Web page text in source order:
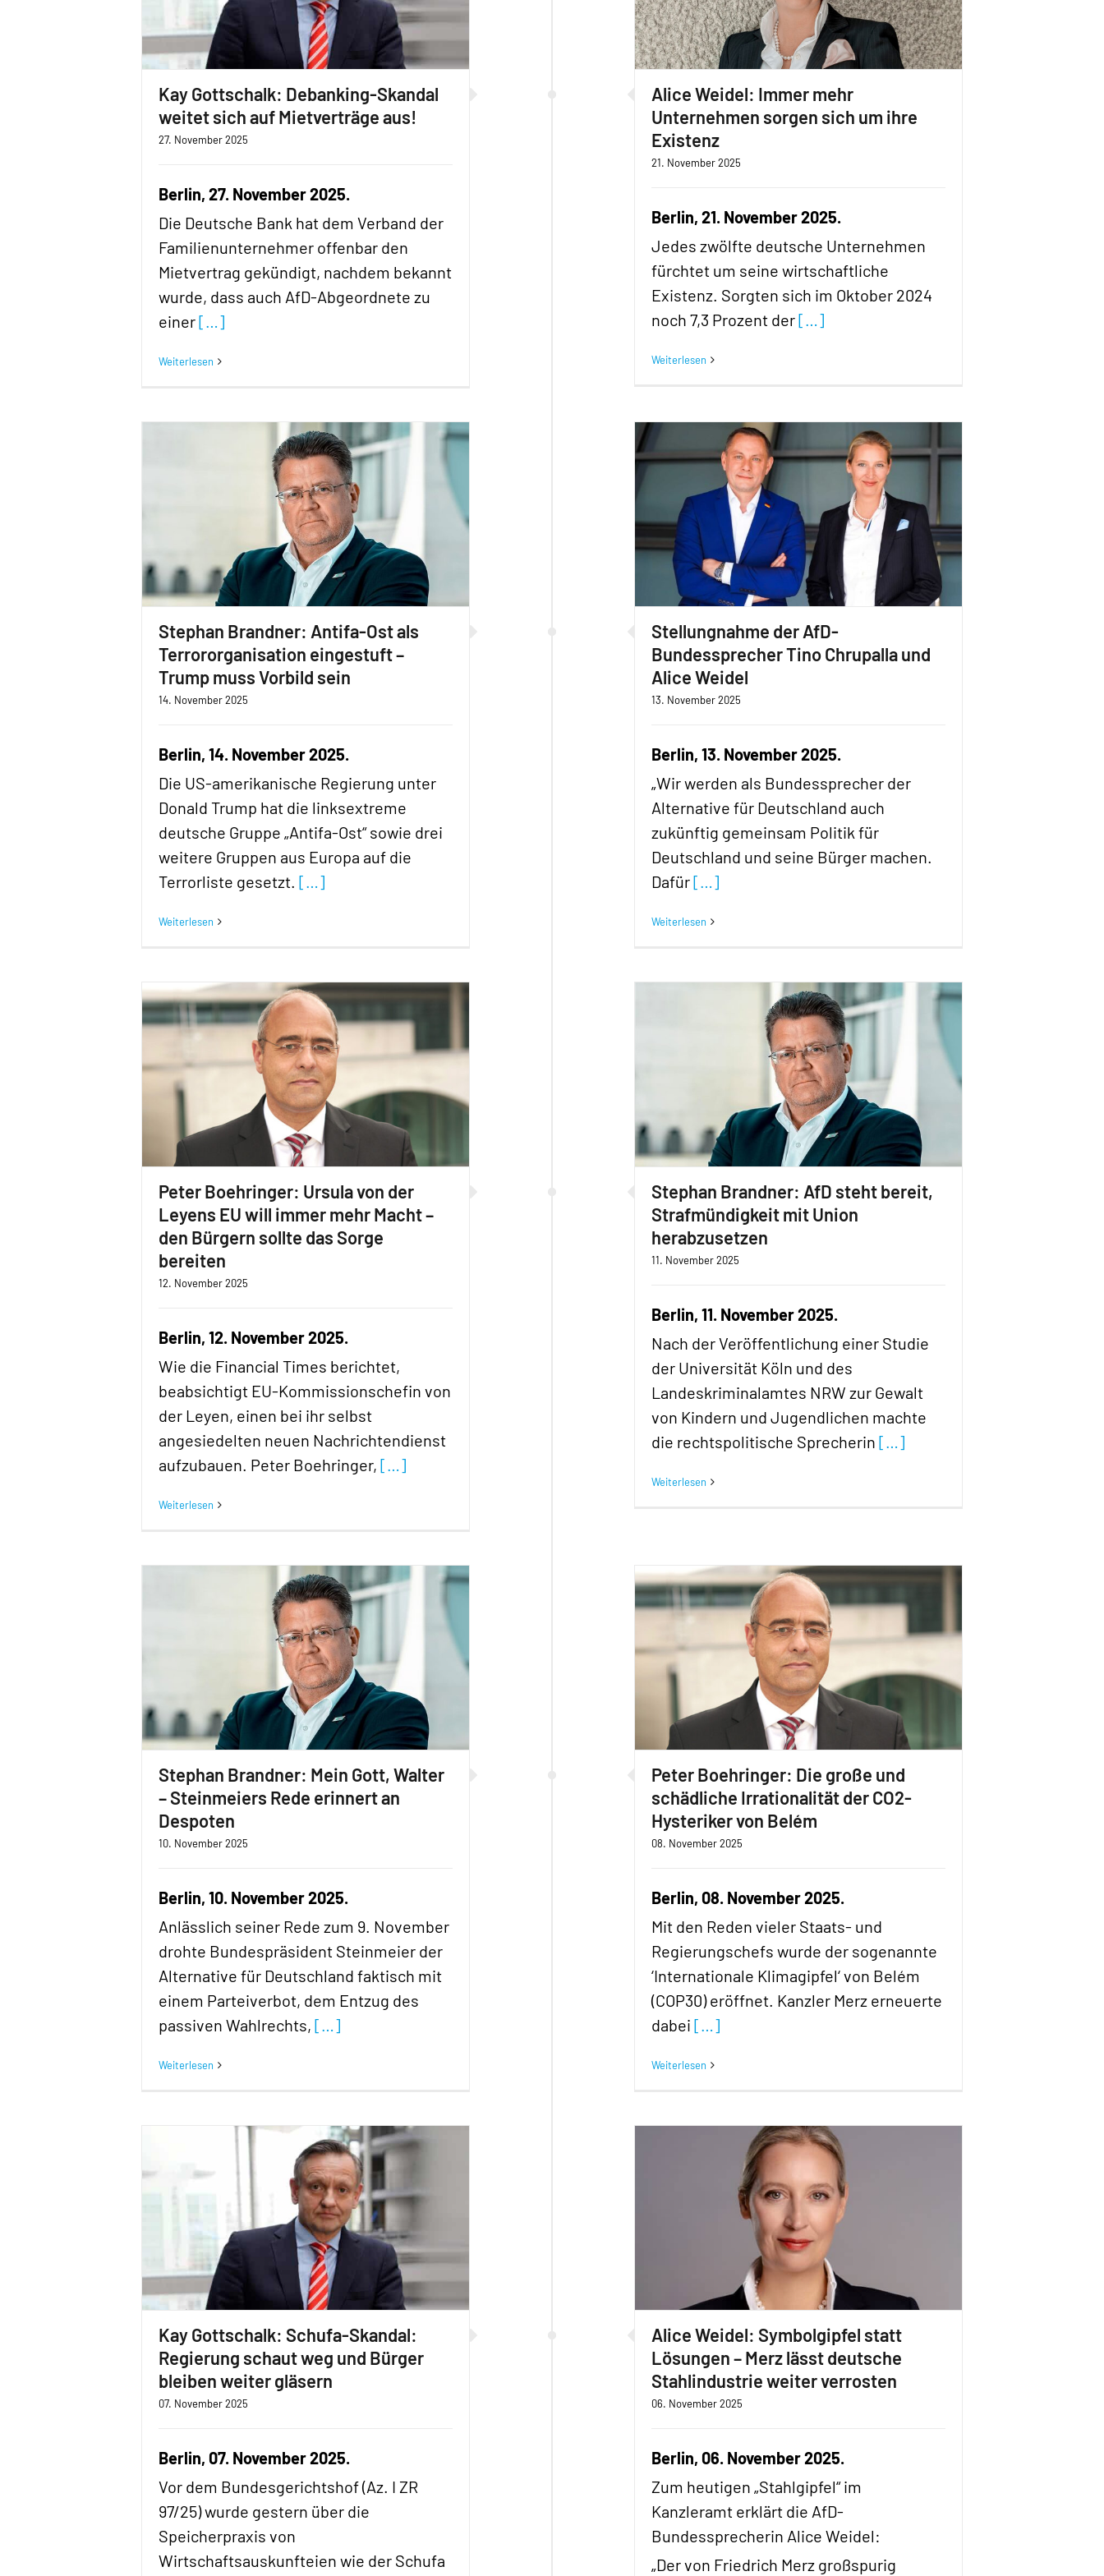
Kay Gottschalk: Debanking-Skandal
weitet sich auf Mietverträge aus!
27. November 2025
Berlin, 27. November 2025.
Die Deutsche Bank hat dem Verband der
Familienunternehmer offenbar den
Mietvertrag gekündigt, nachdem bekannt
wurde, dass auch AfD-Abgeordnete zu
einer[…]
Weiterlesen
Alice Weidel: Immer mehr
Unternehmen sorgen sich um ihre
Existenz
21. November 2025
Berlin, 21. November 2025.
Jedes zwölfte deutsche Unternehmen
fürchtet um seine wirtschaftliche
Existenz. Sorgten sich im Oktober 2024
noch 7,3 Prozent der[…]
Weiterlesen
Stephan Brandner: Antifa-Ost als
Terrororganisation eingestuft –
Trump muss Vorbild sein
14. November 2025
Berlin, 14. November 2025.
Die US-amerikanische Regierung unter
Donald Trump hat die linksextreme
deutsche Gruppe „Antifa-Ost“ sowie drei
weitere Gruppen aus Europa auf die
Terrorliste gesetzt. […]
Weiterlesen
Stellungnahme der AfD-
Bundessprecher Tino Chrupalla und
Alice Weidel
13. November 2025
Berlin, 13. November 2025.
„Wir werden als Bundessprecher der
Alternative für Deutschland auch
zukünftig gemeinsam Politik für
Deutschland und seine Bürger machen.
Dafür[…]
Weiterlesen
Peter Boehringer: Ursula von der
Leyens EU will immer mehr Macht –
den Bürgern sollte das Sorge
bereiten
12. November 2025
Berlin, 12. November 2025.
Wie die Financial Times berichtet,
beabsichtigt EU-Kommissionschefin von
der Leyen, einen bei ihr selbst
angesiedelten neuen Nachrichtendienst
aufzubauen. Peter Boehringer, […]
Weiterlesen
Stephan Brandner: AfD steht bereit,
Strafmündigkeit mit Union
herabzusetzen
11. November 2025
Berlin, 11. November 2025.
Nach der Veröffentlichung einer Studie
der Universität Köln und des
Landeskriminalamtes NRW zur Gewalt
von Kindern und Jugendlichen machte
die rechtspolitische Sprecherin […]
Weiterlesen
Stephan Brandner: Mein Gott, Walter
– Steinmeiers Rede erinnert an
Despoten
10. November 2025
Berlin, 10. November 2025.
Anlässlich seiner Rede zum 9. November
drohte Bundespräsident Steinmeier der
Alternative für Deutschland faktisch mit
einem Parteiverbot, dem Entzug des
passiven Wahlrechts, […]
Weiterlesen
Peter Boehringer: Die große und
schädliche Irrationalität der CO2-
Hysteriker von Belém
08. November 2025
Berlin, 08. November 2025.
Mit den Reden vieler Staats- und
Regierungschefs wurde der sogenannte
‘Internationale Klimagipfel‘ von Belém
(COP30) eröffnet. Kanzler Merz erneuerte
dabei […]
Weiterlesen
Kay Gottschalk: Schufa-Skandal:
Regierung schaut weg und Bürger
bleiben weiter gläsern
07. November 2025
Berlin, 07. November 2025.
Vor dem Bundesgerichtshof (Az. I ZR
97/25) wurde gestern über die
Speicherpraxis von
Wirtschaftsauskunfteien wie der Schufa
Alice Weidel: Symbolgipfel statt
Lösungen – Merz lässt deutsche
Stahlindustrie weiter verrosten
06. November 2025
Berlin, 06. November 2025.
Zum heutigen „Stahlgipfel“ im
Kanzleramt erklärt die AfD-
Bundessprecherin Alice Weidel:
„Der von Friedrich Merz großspurig